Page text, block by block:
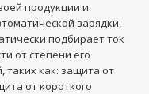
продукции и
зарядки,
подбирает ток
от степени его
таких как: защита от
от короткого